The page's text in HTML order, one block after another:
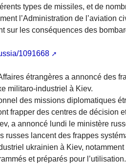
types de missiles, et de
l’Administration de l’aviation
sur les conséquences des
1091668
étrangères a annoncé des
militaro-industriel à Kiev.
des missions diplomatiques
frapper des centres de décision
a annoncé lundi le ministère
russes lancent des frappes
ukrainien à Kiev,
et préparés pour l’utilisation.